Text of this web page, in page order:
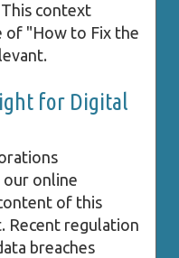
context
of "How to Fix the
for Digital
online
of this
Recent regulation
breaches